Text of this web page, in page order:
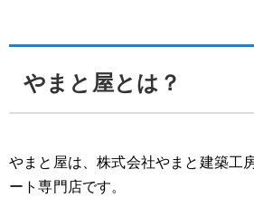
やまと屋とは？
やまと屋は、株式会社やまと建築工
ート専門店です。